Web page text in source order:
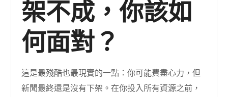
架不成，你該如
何面對？
這是最殘酷也最現實的一點：你可能費盡心力，但
新聞最終還是沒有下架。在你投入所有資源之前，